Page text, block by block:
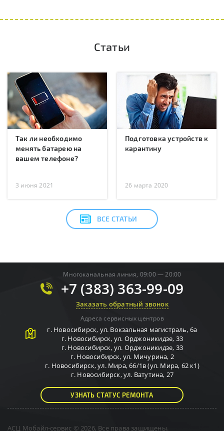
Статьи
Так ли необходимо
менять батарею на
вашем телефоне?
3 июня 2021
Подготовка устройств к
карантину
26 марта 2020
ВСЕ СТАТЬИ
Многоканальная линия, 09:00 — 20:00
+7 (383) 363-99-09
Заказать обратный звонок
Адреса сервисных центров
г. Новосибирск, ул. Вокзальная магистраль, 6а
г. Новосибирск,ул. Орджоникидзе, 33
г. Новосибирск,ул. Орджоникидзе, 33
г. Новосибирск,ул. Мичурина, 2
г. Новосибирск,ул. Мира, 66/1в (ул. Мира, 62 к1)
г. Новосибирск,ул. Ватутина, 27
УЗНАТЬ СТАТУС РЕМОНТА
АСЦ Мобайл-сервис © 2026, Все права защищены.